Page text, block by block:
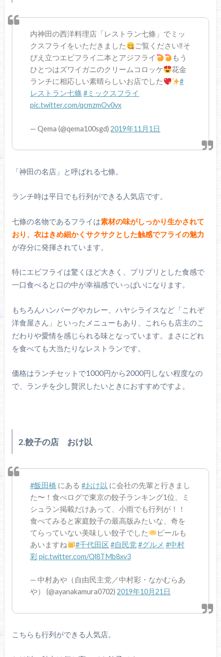
内神田の西洋料理店「レストラン七條」でミッ
クスフライをいただきました
ご覧ください‼︎そ
びえ立つエビフライ二本とアジフライ
もう
ひとつはズワイガニのクリームコロッケ
花金
ランチに相応しい素晴らしいお店でした
#
レストラン七條 #ミックスフライ
pic.twitter.com/qcmzmOv0vx
— Qema (@qema100sgd)2019年11月1日
「神田の名店」と呼ばれる七條。
ランチ時は平日でも行列ができる人気店です。
七條の名物であるフライは素材の味がしっかり生かされて
おり、衣はきめ細かくサクサクとした触感でフライの魅力
が存分に発揮されています。
特にエビフライは驚くほど大きく、プリプリとした食感で
一口食べると口の中が幸福感でいっぱいになります。
もちろんハンバーグやカレー、ハヤシライスなど「これぞ
洋食屋さん」といったメニューもあり、これらも店主のこ
だわりや愛情を感じられる味となっています。まさにどれ
を食べても大当たりなレストランです。
価格はランチセットで1000円から2000円しない程度なの
で、ランチを少し贅沢したいときにおすすめですよ。
2.餃子の店 おけ以
#飯田橋 にある#おけ以 に会社の先輩と行きまし
た〜！食べログで東京の餃子ランキング1位、ミ
シュラン掲載だけあって、小雨でも行列が！！
食べてみると家庭餃子の最高版みたいな、奇を
てらっていない美味しい餃子でした
ビールも
あいますね
#千代田区 #自民党#グルメ #中村
彩pic.twitter.com/Ql8TMb8xv3
— 中村あや（自由民主党／中村彩・なかむらあ
や） (@ayanakamura0702)2019年10月21日
こちらも行列ができる人気店。